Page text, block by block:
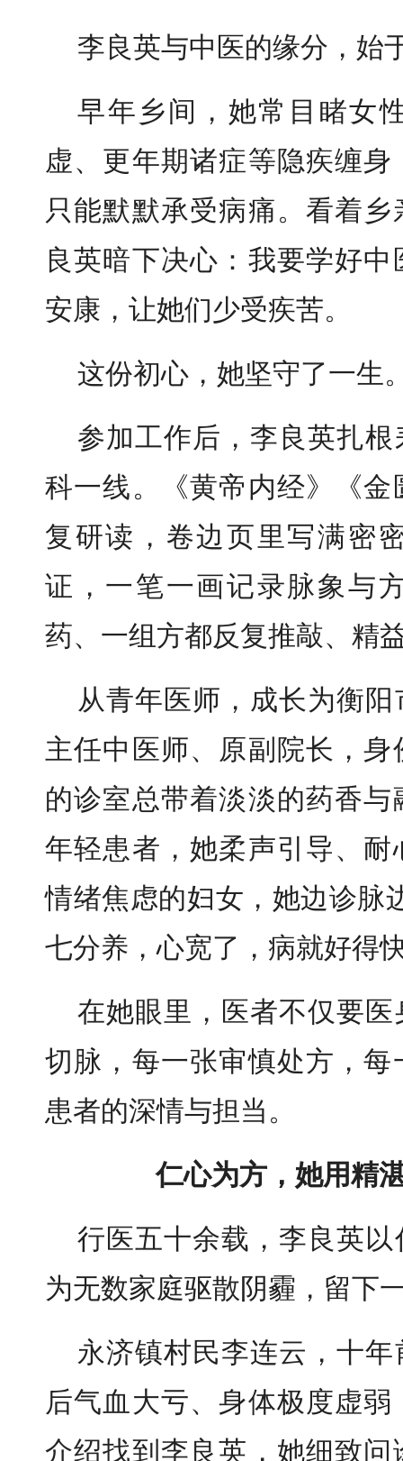
李良英与中医的缘分，始
早年乡间，她常目睹女
虚、更年期诸症等隐疾缠
只能默默承受病痛。看着
良英暗下决心：我要学好
安康，让她们少受疾苦。
这份初心，她坚守了一生
参加工作后，李良英扎
科一线。《黄帝内经》《
复研读，卷边页里写满密
证，一笔一画记录脉象与
药、一组方都反复推敲、精
从青年医师，成长为衡
主任中医师、原副院长，
的诊室总带着淡淡的药香
年轻患者，她柔声引导、
情绪焦虑的妇女，她边诊脉
七分养，心宽了，病就好得
在她眼里，医者不仅要
切脉，每一张审慎处方，
患者的深情与担当。
仁心为方，她用精
行医五十余载，李良英
为无数家庭驱散阴霾，留下
永济镇村民李连云，十
后气血大亏、身体极度虚
介绍找到李良英，她细致